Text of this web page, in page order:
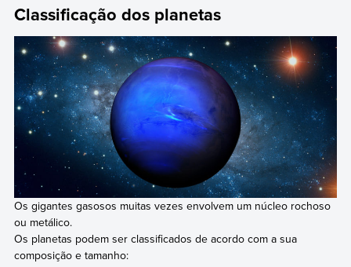
Classificação dos planetas
Os gigantes gasosos muitas vezes envolvem um núcleo rochoso
ou metálico.
Os planetas podem ser classificados de acordo com a sua
composição e tamanho: